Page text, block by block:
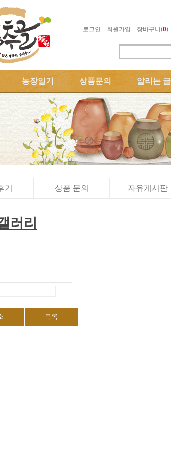
로그인 회원가입 장바구니(0)
농장일기 상품문의 알리는 글
기 상품 문의 자유게시판
러리
목록